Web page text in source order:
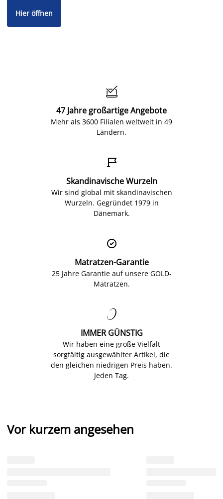
Hier öffnen

47 Jahre großartige Angebote
Mehr als 3600 Filialen weltweit in 49
Ländern.

Skandinavische Wurzeln
Wir sind global mit skandinavischen
Wurzeln. Gegründet 1979 in
Dänemark.

Matratzen-Garantie
25 Jahre Garantie auf unsere GOLD-
Matratzen.

IMMER GÜNSTIG
Wir haben eine große Vielfalt
sorgfältig ausgewählter Artikel, die
den gleichen niedrigen Preis haben.
Jeden Tag.
Vor kurzem angesehen